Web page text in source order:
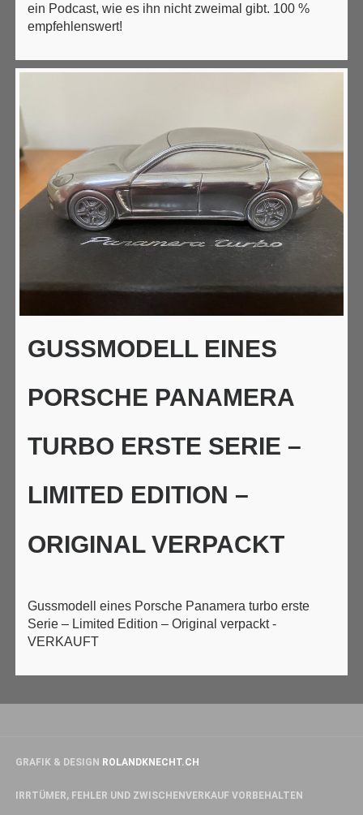
ein Podcast, wie es ihn nicht zweimal gibt. 100 %
empfehlenswert!
GUSSMODELL EINES
PORSCHE PANAMERA
TURBO ERSTE SERIE –
LIMITED EDITION –
ORIGINAL VERPACKT
Gussmodell eines Porsche Panamera turbo erste
Serie – Limited Edition – Original verpackt -
VERKAUFT
GRAFIK & DESIGN ROLANDKNECHT.CH
IRRTÜMER, FEHLER UND ZWISCHENVERKAUF VORBEHALTEN